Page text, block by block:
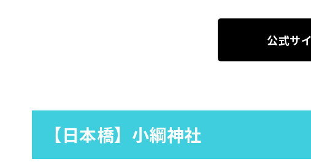
公式サ
【日本橋】小綱神社